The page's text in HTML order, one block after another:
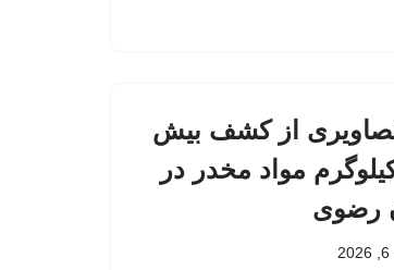
تصاویری از کشف بیش
۷۰۰ کیلوگرم مواد مخدر در
رضوی